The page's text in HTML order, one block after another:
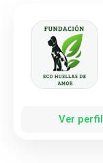
Ver perfil